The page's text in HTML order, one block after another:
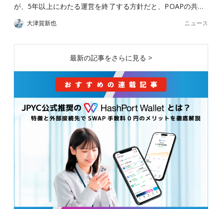
が、5年以上にわたる運営を終了する方針だと、POAPの共…
大津賀新也 ニュース
最新の記事をさらに見る >